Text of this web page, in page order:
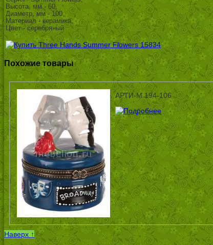
Высота, мм - 60,
Диаметр, мм - 100,
Материал - керамика,
Цвет - серебряный
Похожие товары
АРТИ-М 194-106
Наверх ↑